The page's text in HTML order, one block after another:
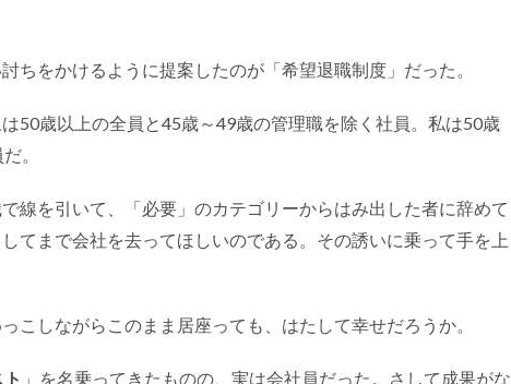
ちをかけるように提案したのが「希望退職制度」だった。
50歳以上の全員と45歳～49歳の管理職を除く社員。私は50歳
。
線を引いて、「必要」のカテゴリーからはみ出した者に辞めて
てまで会社を去ってほしいのである。その誘いに乗って手を上
こしながらこのまま居座っても、はたして幸せだろうか。
」を名乗ってきたものの、実は会社員だった。さして成果がな